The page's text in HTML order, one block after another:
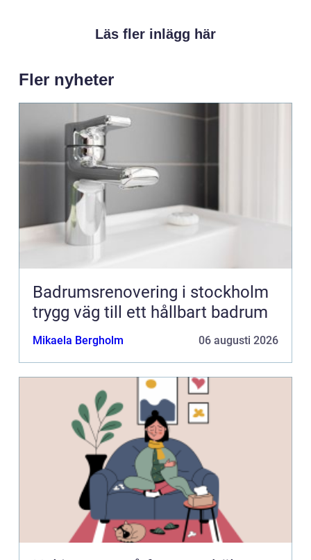
Läs fler inlägg här
Fler nyheter
Badrumsrenovering i stockholm
trygg väg till ett hållbart badrum
Mikaela Bergholm 06 augusti 2026